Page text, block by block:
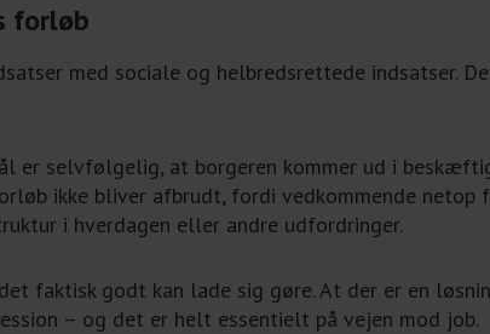
forløb
med sociale og helbredsrettede indsatser.
er selvfølgelig, at borgeren kommer ud i
ikke bliver afbrudt, fordi vedkommende
i hverdagen eller andre udfordringer.
faktisk godt kan lade sig gøre. At der er en
– og det er helt essentielt på vejen mod job.